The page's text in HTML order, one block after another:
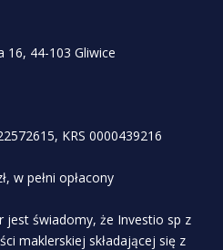
16, 44-103 Gliwice
KRS 0000439216
w pełni opłacony
jest świadomy, że Investio sp z
maklerskiej składającej się z